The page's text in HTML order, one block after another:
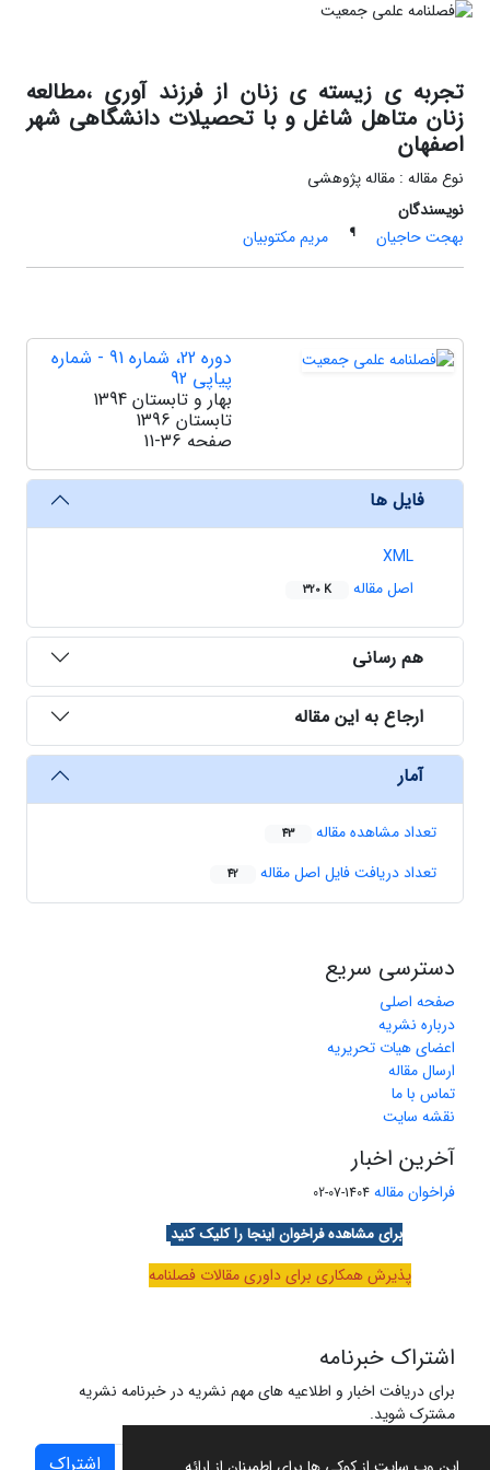
تجربه ی زیسته ی زنان از فرزند آوری ،مطالعه
زنان متاهل شاغل و با تحصیلات دانشگاهی شهر
اصفهان
نوع مقاله : مقاله پژوهشی
نویسندگان
بهجت حاجیان
¶ مریم مکتوبیان
دوره 22، شماره 91 - شماره
پیاپی 92
بهار و تابستان 1394
تابستان 1396
صفحه 11-36
فایل ها
XML
اصل مقاله
320 K
هم رسانی
ارجاع به این مقاله
آمار
تعداد مشاهده مقاله 43
تعداد دریافت فایل اصل مقاله 42
دسترسی سریع
صفحه اصلی
درباره نشریه
اعضای هیات تحریریه
ارسال مقاله
تماس با ما
نقشه سایت
آخرین اخبار
فراخوان مقاله 1404-07-02
برای مشاهده فراخوان اینجا را کلیک کنید
پذیرش همکاری برای داوری مقالات فصلنامه
اشتراک خبرنامه
برای دریافت اخبار و اطلاعیه های مهم نشریه در خبرنامه نشریه
مشترک شوید.
اشتراک